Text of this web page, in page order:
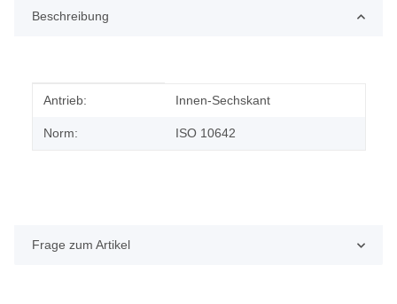
Beschreibung
Produkteigenschaft
Wert
Antrieb: Innen-Sechskant
Norm: ISO 10642
Frage zum Artikel